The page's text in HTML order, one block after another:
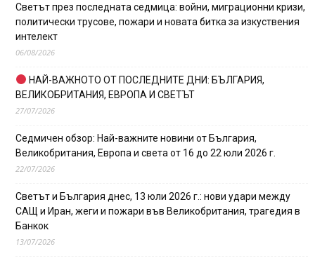
Светът през последната седмица: войни, миграционни кризи,
политически трусове, пожари и новата битка за изкуствения
интелект
06/08/2026
НАЙ-ВАЖНОТО ОТ ПОСЛЕДНИТЕ ДНИ: БЪЛГАРИЯ,
ВЕЛИКОБРИТАНИЯ, ЕВРОПА И СВЕТЪТ
27/07/2026
Седмичен обзор: Най-важните новини от България,
Великобритания, Европа и света от 16 до 22 юли 2026 г.
22/07/2026
Светът и България днес, 13 юли 2026 г.: нови удари между
САЩ и Иран, жеги и пожари във Великобритания, трагедия в
Банкок
13/07/2026